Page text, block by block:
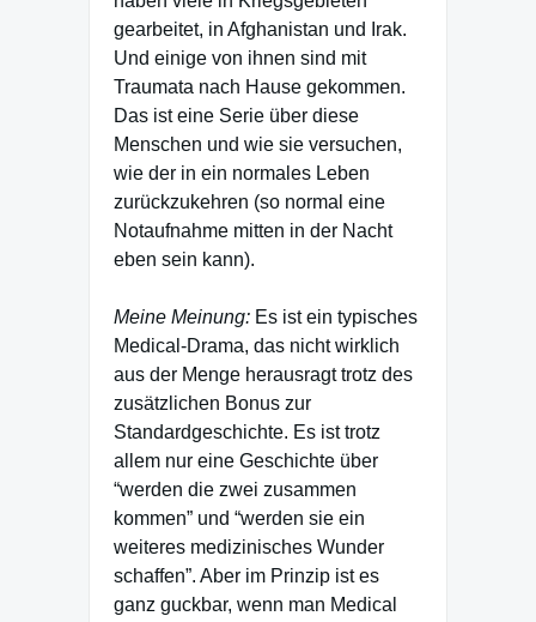
gearbeitet, in Afghanistan und Irak.
Und einige von ihnen sind mit
Traumata nach Hause gekommen.
Das ist eine Serie über diese
Menschen und wie sie versuchen,
wie der in ein normales Leben
zurückzukehren (so normal eine
Notaufnahme mitten in der Nacht
eben sein kann).
Meine Meinung: Es ist ein typisches
Medical-Drama, das nicht wirklich
aus der Menge herausragt trotz des
zusätzlichen Bonus zur
Standardgeschichte. Es ist trotz
allem nur eine Geschichte über
“werden die zwei zusammen
kommen” und “werden sie ein
weiteres medizinisches Wunder
schaffen”. Aber im Prinzip ist es
ganz guckbar, wenn man Medical